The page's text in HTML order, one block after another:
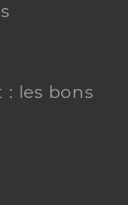
les bons